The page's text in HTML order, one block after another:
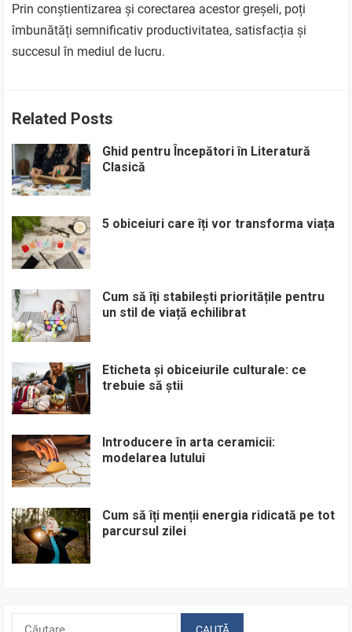
Prin conștientizarea și corectarea acestor greșeli, poți
îmbunătăți semnificativ productivitatea, satisfacția și
succesul în mediul de lucru.
Related Posts
Ghid pentru Începători în Literatură
Clasică
5 obiceiuri care îți vor transforma viața
Cum să îți stabilești prioritățile pentru
un stil de viață echilibrat
Eticheta și obiceiurile culturale: ce
trebuie să știi
Introducere în arta ceramicii:
modelarea lutului
Cum să îți menții energia ridicată pe tot
parcursul zilei
Caută